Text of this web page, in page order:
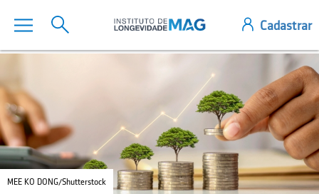
MEE KO DONG/Shutterstock